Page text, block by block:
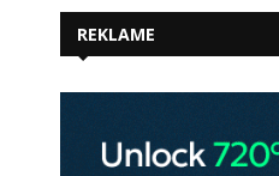
REKLAME